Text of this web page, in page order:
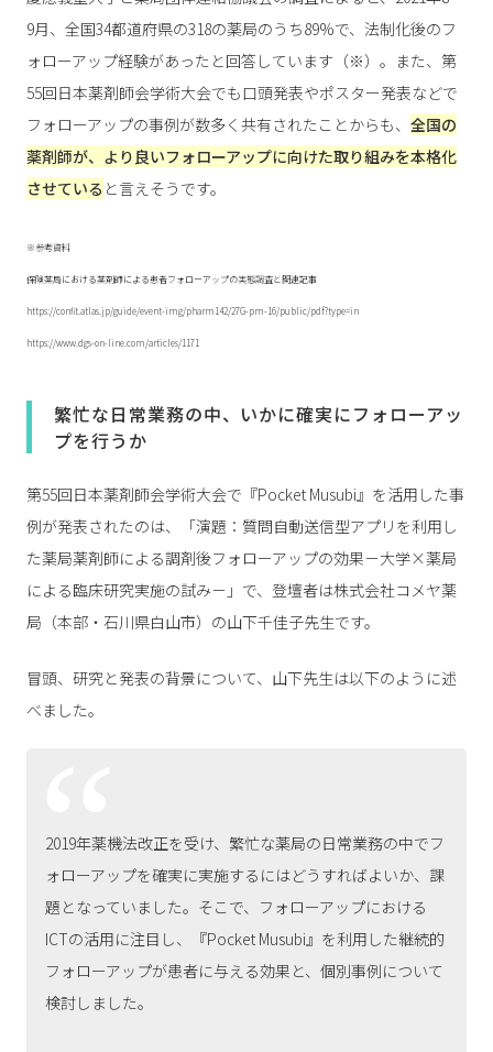
9月、全国34都道府県の318の薬局のうち89%で、法制化後のフ
ォローアップ経験があったと回答しています（※）。また、第
55回日本薬剤師会学術大会でも口頭発表やポスター発表などで
フォローアップの事例が数多く共有されたことからも、 全国の
薬剤師が、より良いフォローアップに向けた取り組みを本格化
させている と言えそうです。
※参考資料
保険薬局における薬剤師による患者フォローアップの実態調査と関連記事
https://confit.atlas.jp/guide/event-img/pharm142/27G-pm-16/public/pdf?type=in
https://www.dgs-on-line.com/articles/1171
繁忙な日常業務の中、いかに確実にフォローアッ
プを行うか
第55回日本薬剤師会学術大会で『Pocket Musubi』を活用した事
例が発表されたのは、「演題：質問自動送信型アプリを利用し
た薬局薬剤師による調剤後フォローアップの効果－大学×薬局
による臨床研究実施の試み－」で、登壇者は株式会社コメヤ薬
局（本部・石川県白山市）の山下千佳子先生です。
冒頭、研究と発表の背景について、山下先生は以下のように述
べました。
2019年薬機法改正を受け、繁忙な薬局の日常業務の中でフ
ォローアップを確実に実施するにはどうすればよいか、課
題となっていました。そこで、フォローアップにおける
ICTの活用に注目し、『Pocket Musubi』を利用した継続的
フォローアップが患者に与える効果と、個別事例について
検討しました。